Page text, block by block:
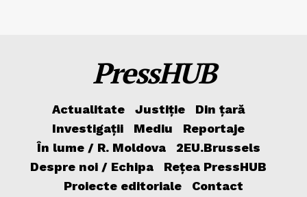
PressHUB
Actualitate Justiție
Din țară
Investigații
Mediu
Reportaje
În lume / R. Moldova
2EU.Brussels
Despre noi / Echipa
Rețea PressHUB
Proiecte editoriale
Contact